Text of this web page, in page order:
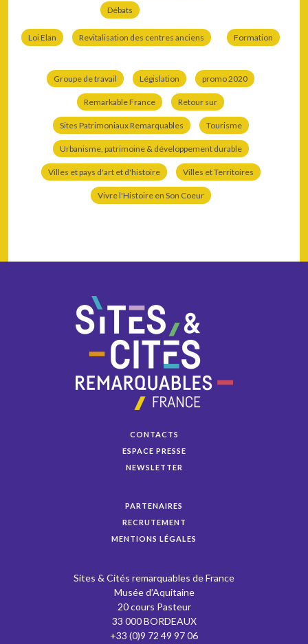
Débats
Loi Elan Revitalisation des centres anciens Formation
Groupe de travail Législation promo 2020
Remarkable France Retour sur
Sites Patrimoniaux Remarquables Tourisme
Urbanisme, patrimoine & développement durable
Villes et pays d'art et d'histoire Villes et Territoires
Vivre l'Histoire en Son Coeur
CONTACTS
ESPACE PRESSE
NEWSLETTER
PARTENAIRES
RECRUTEMENT
MENTIONS LÉGALES
Sites & Cités remarquables de France
Musée d’Aquitaine
20 cours Pasteur
33 000 BORDEAUX
+33 (0)9 72 49 97 06